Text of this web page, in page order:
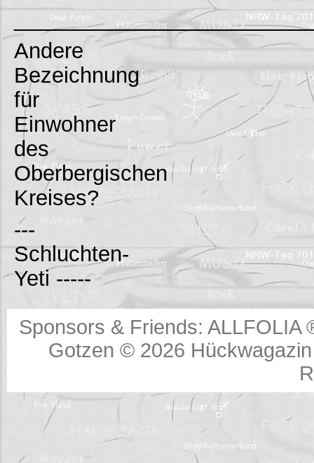
Andere
Bezeichnung
für
Einwohner
des
Oberbergischen
Kreises?
---
Schluchten-
Yeti -----
Sponsors & Friends:ALLFOLIA
Gotzen © 2026